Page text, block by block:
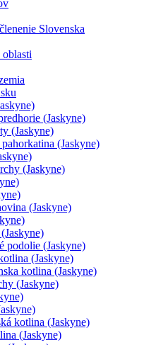
Slovenska
(Jaskyne)
(Jaskyne)
(Jaskyne)
(Jaskyne)
(Jaskyne)
podolie (Jaskyne)
(Jaskyne)
kotlina (Jaskyne)
(Jaskyne)
kotlina (Jaskyne)
(Jaskyne)